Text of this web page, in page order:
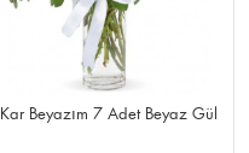
Kar Beyazım 7 Adet Beyaz Gül